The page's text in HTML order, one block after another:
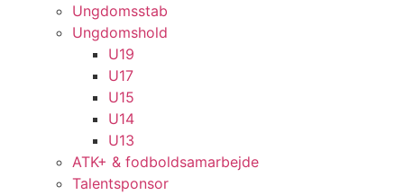
Ungdomsstab
Ungdomshold
U19
U17
U15
U14
U13
ATK+ & fodboldsamarbejde
Talentsponsor